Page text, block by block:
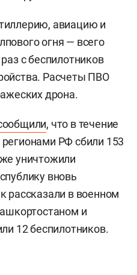
авиацию и
огня — всего
с беспилотников
Расчеты ПВО
дрона.
, что в течение
РФ сбили 153
уничтожили
вновь
рассказали в военном
и
12 беспилотников.